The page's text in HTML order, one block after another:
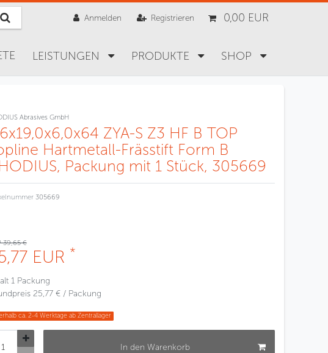
Anmelden Registrieren 0,00 EUR
LEISTUNGEN PRODUKTE SHOP
Abrasives GmbH
ZYA-S Z3 HF B TOP
Hartmetall-Frässtift Form B
Packung mit 1 Stück, 305669
305669
39,65 €
EUR *
1 Packung
25,77 € / Packung
ca. 2-4 Werktage ab Zentrallager
In den Warenkorb